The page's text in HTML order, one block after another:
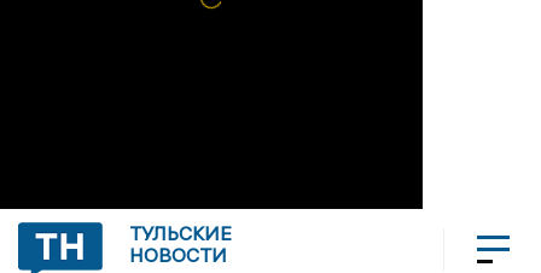
ТУЛЬСКИЕ
НОВОСТИ